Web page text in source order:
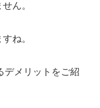
ん。
ね。
デメリットをご紹